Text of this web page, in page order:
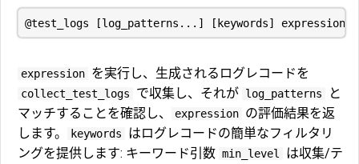
expression を実行し、生成されるログレコードを
collect_test_logs で収集し、それが log_patterns
と
マッチすることを確認し、
expression の評価結果を返
します。
keywords
はログレコードの簡単なフィルタリ
ングを提供します: キーワード引数 min_level
は収集/テ